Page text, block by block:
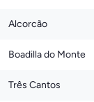
Alcorcão
Boadilla do Monte
Três Cantos